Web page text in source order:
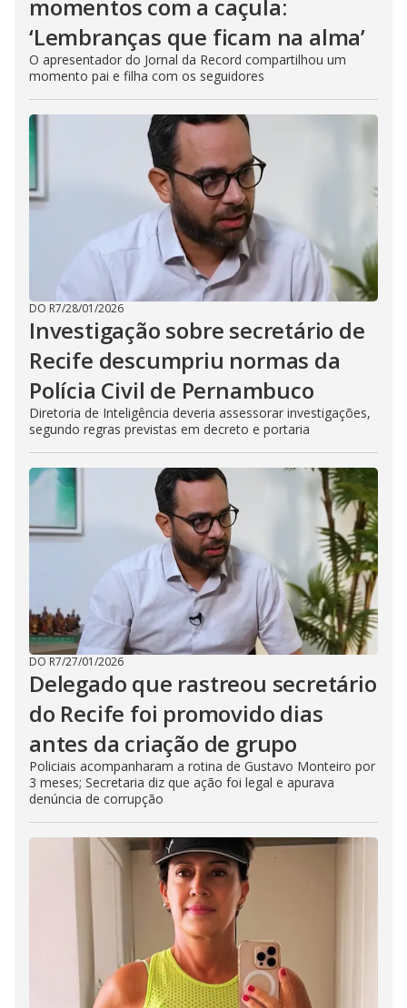
momentos com a caçula:
‘Lembranças que ficam na alma’
O apresentador do Jornal da Record compartilhou um
momento pai e filha com os seguidores
DO R7/28/01/2026
Investigação sobre secretário de
Recife descumpriu normas da
Polícia Civil de Pernambuco
Diretoria de Inteligência deveria assessorar investigações,
segundo regras previstas em decreto e portaria
DO R7/27/01/2026
Delegado que rastreou secretário
do Recife foi promovido dias
antes da criação de grupo
Policiais acompanharam a rotina de Gustavo Monteiro por
3 meses; Secretaria diz que ação foi legal e apurava
denúncia de corrupção